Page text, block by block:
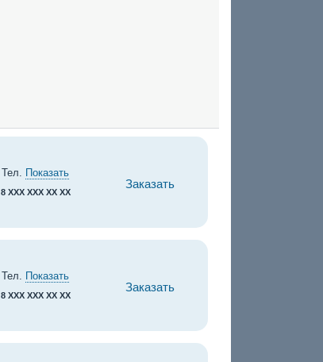
Тел. Показать
8 XXX XXX XX XX
Заказать
Тел. Показать
8 XXX XXX XX XX
Заказать